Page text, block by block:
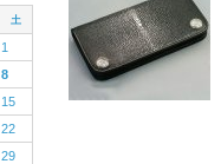
土
1
8
15
22
29